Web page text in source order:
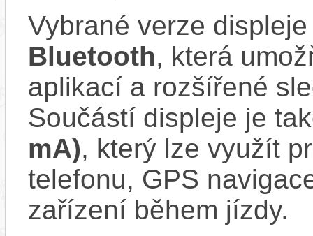
Vybrané verze
Bluetooth, která
aplikací a rozšířené
Součástí displeje je
mA), který lze využít
telefonu, GPS
zařízení během jízdy.